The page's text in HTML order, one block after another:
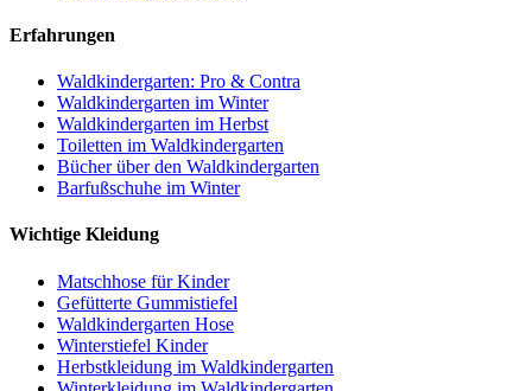
Erfahrungen
Waldkindergarten: Pro & Contra
Waldkindergarten im Winter
Waldkindergarten im Herbst
Toiletten im Waldkindergarten
Bücher über den Waldkindergarten
Barfußschuhe im Winter
Wichtige Kleidung
Matschhose für Kinder
Gefütterte Gummistiefel
Waldkindergarten Hose
Winterstiefel Kinder
Herbstkleidung im Waldkindergarten